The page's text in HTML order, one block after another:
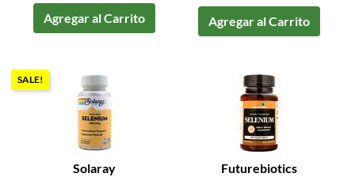
Agregar al Carrito Agregar al Carrito
SALE!
Solaray Futurebiotics